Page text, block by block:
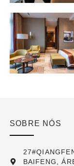
SOBRE NÓS
BAIFENG,